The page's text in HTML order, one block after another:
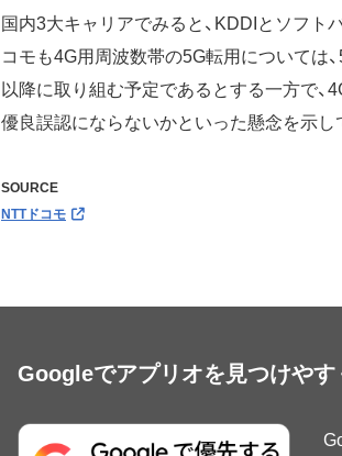
国内3大キャリアでみると、KDDIとソフト
コモも4G用周波数帯の5G転用については
以降に取り組む予定であるとする一方で
優良誤認にならないかといった懸念を示し
SOURCE
NTTドコモ
Googleでアプリオを見つけやす